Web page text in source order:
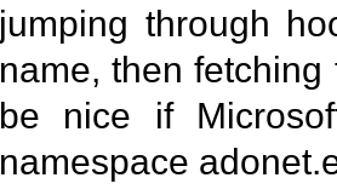
jumping through
name, then
be nice if
namespace